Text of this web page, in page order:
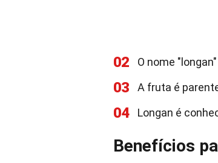
02 O nome
03 A fruta é
04 Longan é
Benefícios